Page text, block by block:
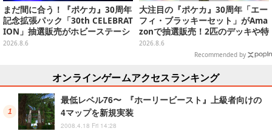
まだ間に合う！『ポケカ』30周年
記念拡張パック「30th CELEBRAT
ION」抽選販売がホビーステーシ
ョンで実施中、8月6日まで
2026.8.6
大注目の『ポケカ』30周年「エー
フィ・ブラッキーセット」がAma
zonで抽選販売！2匹のデッキや特
別カードを収録
2026.8.6
Recommended by
オンラインゲームアクセスランキング
最低レベル76〜 『ホーリービースト』上級者向けの
4マップを新規実装
2008.4.18 Fri 14:28